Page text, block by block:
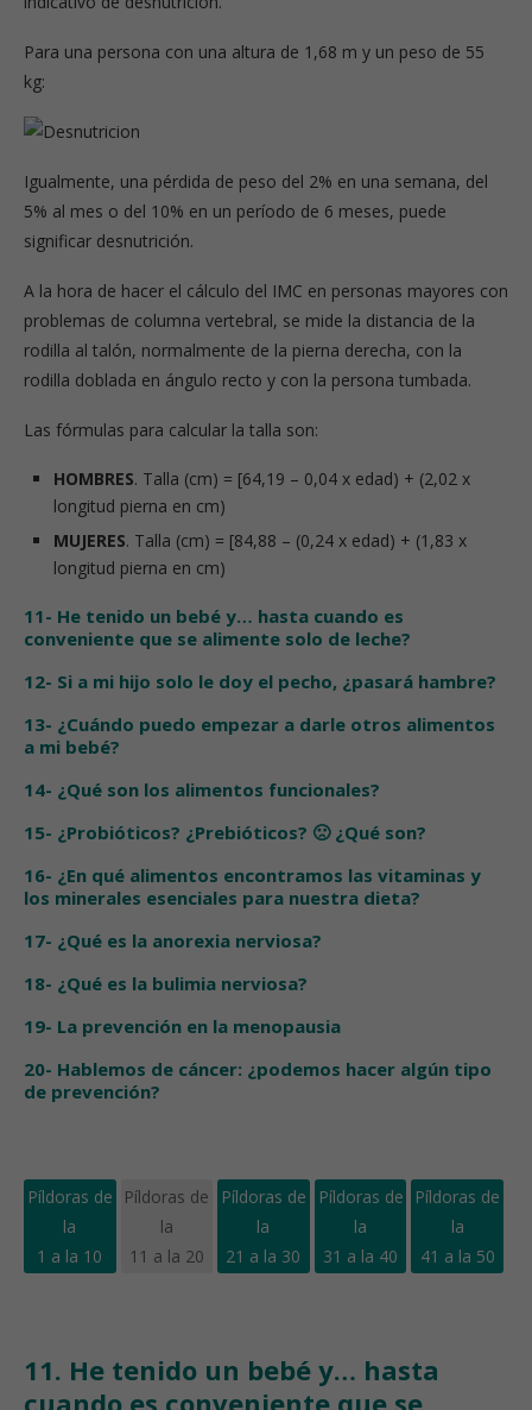
Para una persona con una altura de 1,68 m y un peso de 55
kg:
Igualmente, una pérdida de peso del 2% en una semana, del
5% al mes o del 10% en un período de 6 meses, puede
significar desnutrición.
A la hora de hacer el cálculo del IMC en personas mayores con
problemas de columna vertebral, se mide la distancia de la
rodilla al talón, normalmente de la pierna derecha, con la
rodilla doblada en ángulo recto y con la persona tumbada.
Las fórmulas para calcular la talla son:
HOMBRES. Talla (cm) = [64,19 – 0,04 x edad) + (2,02 x
longitud pierna en cm)
MUJERES. Talla (cm) = [84,88 – (0,24 x edad) + (1,83 x
longitud pierna en cm)
11- He tenido un bebé y… hasta cuando es
conveniente que se alimente solo de leche?
12- Si a mi hijo solo le doy el pecho, ¿pasará hambre?
13- ¿Cuándo puedo empezar a darle otros alimentos
a mi bebé?
14- ¿Qué son los alimentos funcionales?
15- ¿Probióticos? ¿Prebióticos? 🙁 ¿Qué son?
16- ¿En qué alimentos encontramos las vitaminas y
los minerales esenciales para nuestra dieta?
17- ¿Qué es la anorexia nerviosa?
18- ¿Qué es la bulimia nerviosa?
19- La prevención en la menopausia
20- Hablemos de cáncer: ¿podemos hacer algún tipo
de prevención?
Píldoras de
la
1 a la 10
Píldoras de
la
11 a la 20
Píldoras de
la
21 a la 30
Píldoras de
la
31 a la 40
Píldoras de
la
41 a la 50
11. He tenido un bebé y… hasta
cuando es conveniente que se